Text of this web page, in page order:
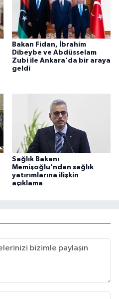
Bakan Fidan, İbrahim
Dibeybe ve Abdüsselam
Zubi ile Ankara'da bir araya
geldi
Sağlık Bakanı
Memişoğlu'ndan sağlık
yatırımlarına ilişkin
açıklama